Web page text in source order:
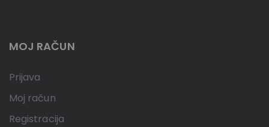
MOJ RAČUN
Prijava
Moj račun
Registracija